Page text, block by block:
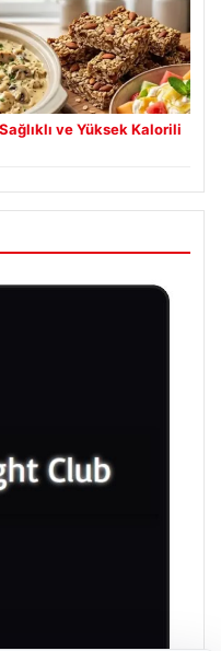
ve Yüksek Kalorili